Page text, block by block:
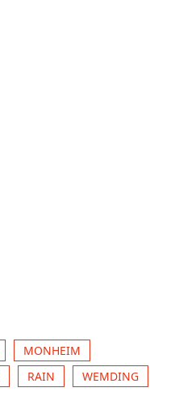
MONHEIM
RAIN WEMDING